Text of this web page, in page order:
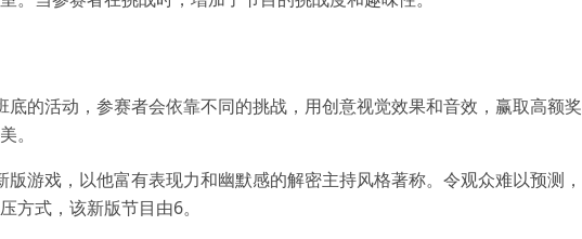
底的活动，参赛者会依靠不同的挑战，用创意视觉效果和音效，赢取高额奖
。
游戏，以他富有表现力和幽默感的解密主持风格著称。令观众难以预测，
方式，该新版节目由6。